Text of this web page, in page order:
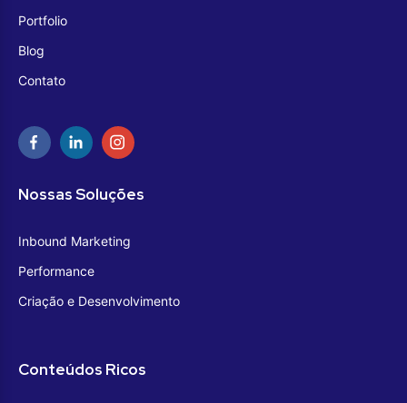
Portfolio
Blog
Contato
Nossas Soluções
Inbound Marketing
Performance
Criação e Desenvolvimento
Conteúdos Ricos